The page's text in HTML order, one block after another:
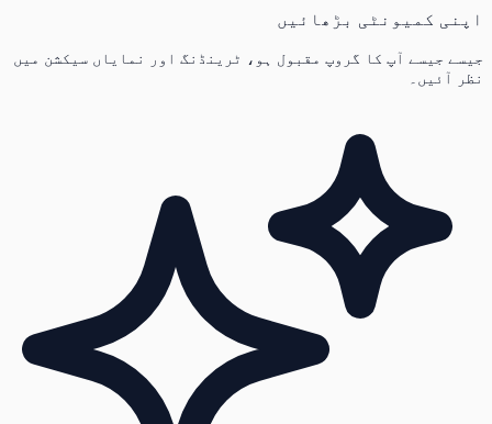
اپنی کمیونٹی بڑھائیں
جیسے جیسے آپ کا گروپ مقبول ہو، ٹرینڈنگ اور نمایاں سیکشن میں
نظر آئیں۔